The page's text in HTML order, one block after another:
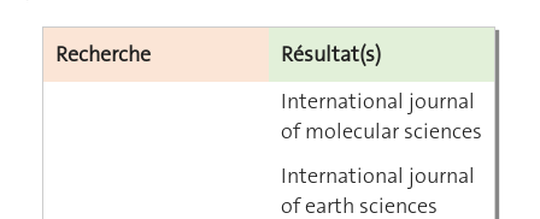
Recherche
Résultat(s)
International journal
of molecular sciences
International journal
of earth sciences